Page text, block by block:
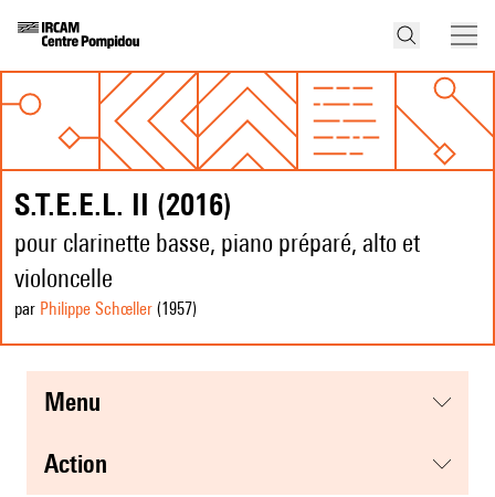
S.T.E.E.L. II (2016)
pour clarinette basse, piano préparé, alto et
violoncelle
par Philippe Schœller (1957)
menu
action